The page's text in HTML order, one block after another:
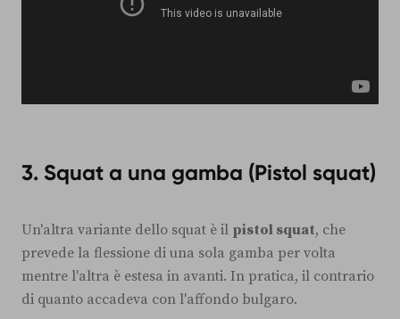
3. Squat a una gamba (Pistol squat)
Un'altra variante dello squat è il pistol squat, che
prevede la flessione di una sola gamba per volta
mentre l'altra è estesa in avanti. In pratica, il contrario
di quanto accadeva con l'affondo bulgaro.